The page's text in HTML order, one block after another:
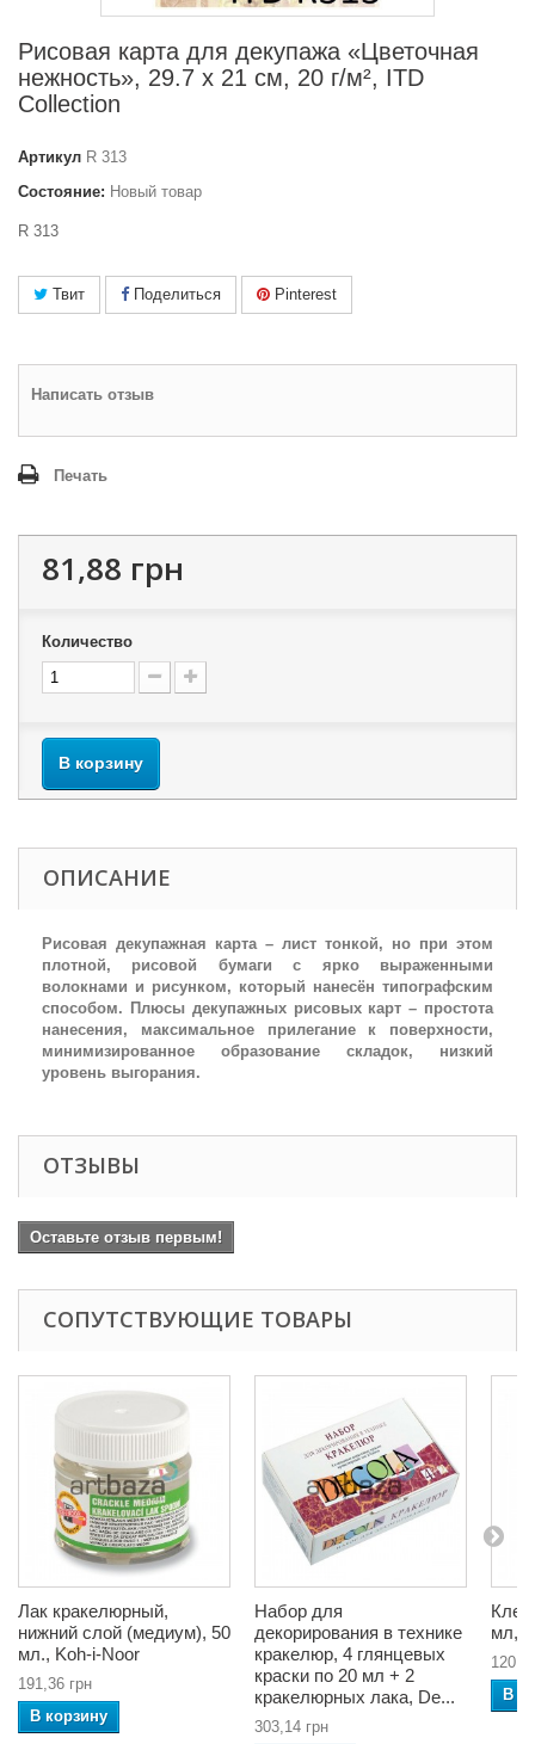
Рисовая карта для декупажа «Цветочная
нежность», 29.7 x 21 см, 20 г/м², ITD
Collection
Артикул R 313
Состояние: Новый товар
R 313
Твит Поделиться Pinterest
Написать отзыв
Печать
81,88 грн
Количество
В корзину
ОПИСАНИЕ
Рисовая декупажная карта – лист тонкой, но при этом
плотной, рисовой бумаги с ярко выраженными
волокнами и рисунком, который нанесён типографским
способом. Плюсы декупажных рисовых карт – простота
нанесения, максимальное прилегание к поверхности,
минимизированное образование складок, низкий
уровень выгорания.
ОТЗЫВЫ
Оставьте отзыв первым!
СОПУТСТВУЮЩИЕ ТОВАРЫ
Лак кракелюрный,
нижний слой (медиум), 50
мл., Koh-i-Noor
191,36 грн
В корзину
Набор для
декорирования в технике
кракелюр, 4 глянцевых
краски по 20 мл + 2
кракелюрных лака, De...
303,14 грн
мл,
В